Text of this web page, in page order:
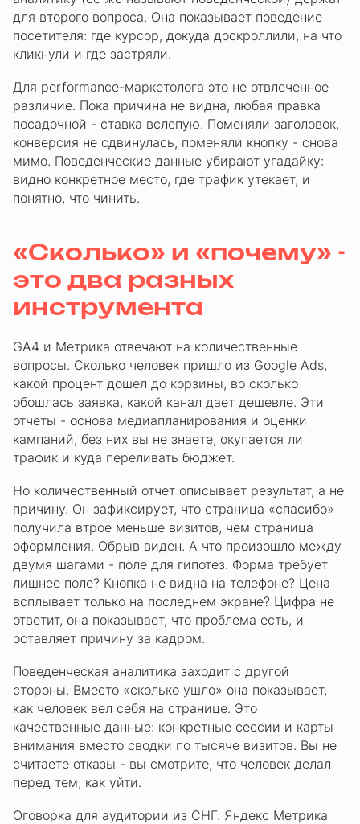
для второго вопроса. Она показывает поведение
посетителя: где курсор, докуда доскроллили, на что
кликнули и где застряли.
Для performance-маркетолога это не отвлеченное
различие. Пока причина не видна, любая правка
посадочной - ставка вслепую. Поменяли заголовок,
конверсия не сдвинулась, поменяли кнопку - снова
мимо. Поведенческие данные убирают угадайку:
видно конкретное место, где трафик утекает, и
понятно, что чинить.
«Сколько» и «почему» -
это два разных
инструмента
GA4 и Метрика отвечают на количественные
вопросы. Сколько человек пришло из Google Ads,
какой процент дошел до корзины, во сколько
обошлась заявка, какой канал дает дешевле. Эти
отчеты - основа медиапланирования и оценки
кампаний, без них вы не знаете, окупается ли
трафик и куда переливать бюджет.
Но количественный отчет описывает результат, а не
причину. Он зафиксирует, что страница «спасибо»
получила втрое меньше визитов, чем страница
оформления. Обрыв виден. А что произошло между
двумя шагами - поле для гипотез. Форма требует
лишнее поле? Кнопка не видна на телефоне? Цена
всплывает только на последнем экране? Цифра не
ответит, она показывает, что проблема есть, и
оставляет причину за кадром.
Поведенческая аналитика заходит с другой
стороны. Вместо «сколько ушло» она показывает,
как человек вел себя на странице. Это
качественные данные: конкретные сессии и карты
внимания вместо сводки по тысяче визитов. Вы не
считаете отказы - вы смотрите, что человек делал
перед тем, как уйти.
Оговорка для аудитории из СНГ. Яндекс Метрика